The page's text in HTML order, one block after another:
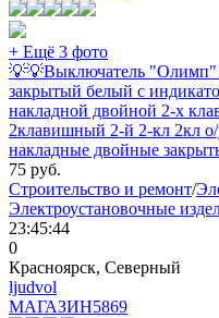
+ Ещё 3 фото
💡💡Выключатель
закрытый белый с
накладной двойной 2-х
2клавишный 2-й 2-кл 2кл
накладные двойные
75 руб.
Строительство и ремонт/
Электроустановочные
23:45:44
0
Красноярск, Северный
ljudvol
МАГАЗИН5869